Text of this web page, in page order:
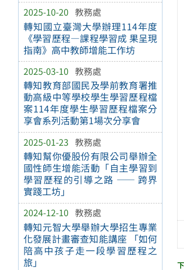
2025-10-20 教務處
轉知國立臺灣大學辦理114年度
《學習歷程—課程學習成 果呈現
指南》高中教師增能工作坊
2025-03-10 教務處
轉知教育部國民及學前教育署推
動高級中等學校學生學習歷程檔
案114年度學生學習歷程檔案分
享會系列活動第1場次分享會
2025-01-23 教務處
轉知幫你優股份有限公司舉辦全
國性師生增能活動「自主學習到
學習歷程的引導之路 —— 跨界
實踐工坊」
2024-12-10 教務處
轉知元智大學舉辦大學招生專業
化發展計畫審查知能講座 「如何
陪高中孩子走一段學習歷程之
旅」